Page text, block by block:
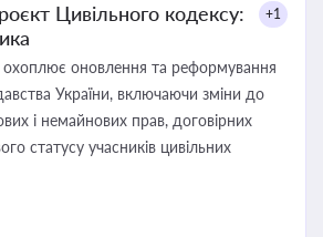
Цивільного кодексу:
+1
охоплює оновлення та реформування
України, включаючи зміни до
і немайнових прав, договірних
статусу учасників цивільних